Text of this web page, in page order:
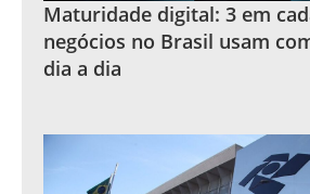
Maturidade digital: 3 em
negócios no Brasil usam
dia a dia